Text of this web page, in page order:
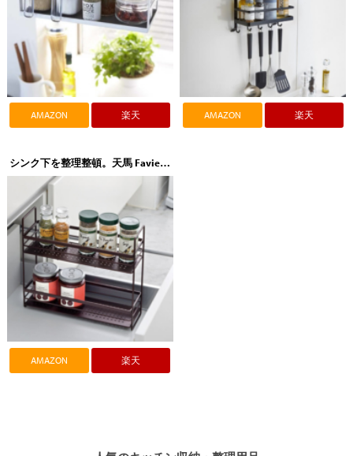
AMAZON 楽天 AMAZON 楽天
シンク下を整理整頓。天馬 Favie（ファビエ）シンク下スライドラック2段（FV31）
AMAZON 楽天